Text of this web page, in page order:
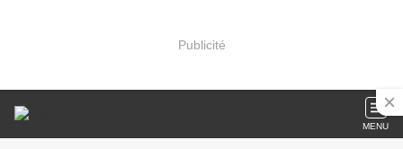
Publicité
MENU